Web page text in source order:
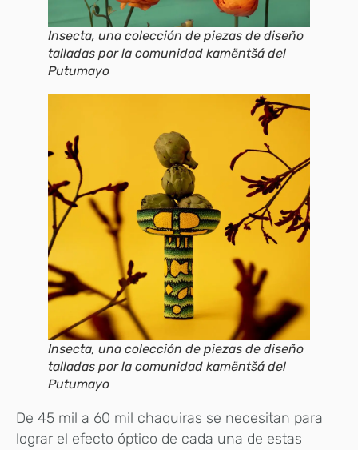
Insecta, una colección de piezas de diseño
talladas por la comunidad kamëntšá del
Putumayo
Insecta, una colección de piezas de diseño
talladas por la comunidad kamëntšá del
Putumayo
De 45 mil a 60 mil chaquiras se necesitan para
lograr el efecto óptico de cada una de estas